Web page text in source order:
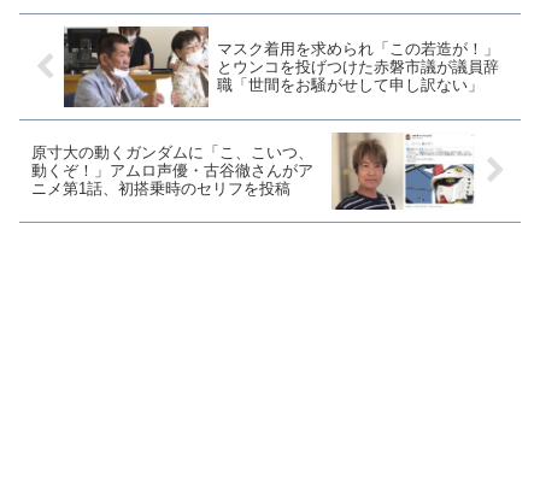
マスク着用を求められ「この若造が！」
とウンコを投げつけた赤磐市議が議員辞
職「世間をお騒がせして申し訳ない」
原寸大の動くガンダムに「こ、こいつ、
動くぞ！」アムロ声優・古谷徹さんがア
ニメ第1話、初搭乗時のセリフを投稿